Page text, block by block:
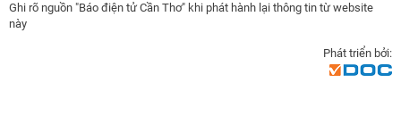
Ghi rõ nguồn "Báo điện tử Cần Thơ" khi phát hành lại thông tin từ website
này
Phát triển bởi: